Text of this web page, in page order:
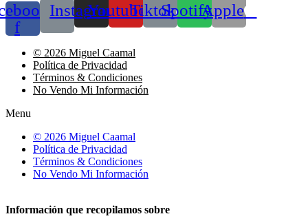
f
Instagram
YoutubeTiktokSpotifyApple
© 2026 Miguel Caamal
Política de Privacidad
Términos & Condiciones
No Vendo Mi Información
Menu
© 2026 Miguel Caamal
Política de Privacidad
Términos & Condiciones
No Vendo Mi Información
Información que recopilamos sobre